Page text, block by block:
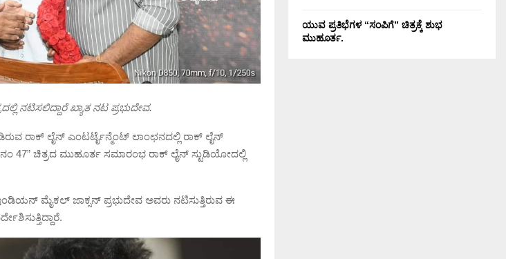
ನಟಿಸಲಿದ್ದಾರೆ ಖ್ಯಾತ ನಟ ಪ್ರಭುದೇವ.
ರಾಕ್ ಲೈನ್ ಎಂಟರ್ಟೈನ್ಮೆಂಟ್ ಲಾಂಛನದಲ್ಲಿ ರಾಕ್ ಲೈನ್
47” ಚಿತ್ರದ ಮುಹೂರ್ತ ಸಮಾರಂಭ ರಾಕ್ ಲೈನ್ ಸ್ಟುಡಿಯೋದಲ್ಲಿ
ಮೈಕಲ್ ಜಾಕ್ಸನ್ ಪ್ರಭುದೇವ ಅವರು ನಟಿಸುತ್ತಿರುವ ಈ
ಯುವ ಪ್ರತಿಭೆಗಳ “ಸಂಪಿಗೆ” ಚಿತ್ರಕ್ಕೆ ಶುಭ
ಮುಹೂರ್ತ.